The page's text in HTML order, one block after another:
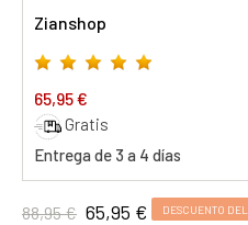
Zianshop
65,95 €
Gratis
Entrega de 3 a 4 días
88,95 € 65,95 € DESCUENTO